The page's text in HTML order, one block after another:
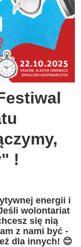
!
energii i
wolontariat
się nią
z nami być -
dla innych! 😊